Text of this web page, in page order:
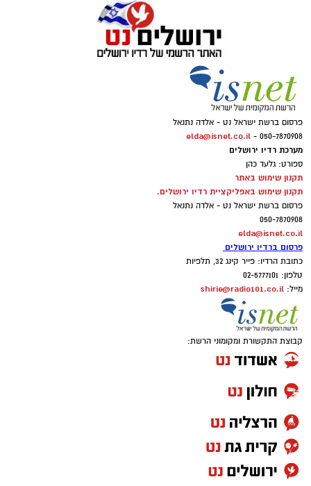
פרסום ברשת ישראל נט - אלדה נתנאל
050-7870908 -
elda@isnet.co.il
מערכת רדיו ירושלים
ספורט: גלעד כהן
תקנון שימוש באתר
תקנון שימוש באפליקציית רדיו ירושלים.
פרסום ברשת ישראל נט - אלדה נתנאל
050-7870908
elda@isnet.co.il
פרסום ברדיו ירושלים
כתובת הרדיו: פייר קינג 32, תלפיות
טלפון: 02-5777101
מייל: shirie@radio101.co.il
קבוצת התקשורת ומקומוני הרשת: